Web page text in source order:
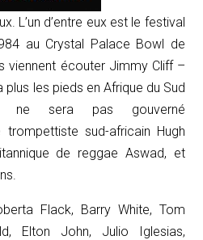
L’un d’entre eux est le festival
au Crystal Palace Bowl de
viennent écouter Jimmy Cliff –
plus les pieds en Afrique du Sud
sera pas gouverné
sud-africain Hugh
de reggae Aswad, et
Flack, Barry White, Tom
Elton John, Julio Iglesias,